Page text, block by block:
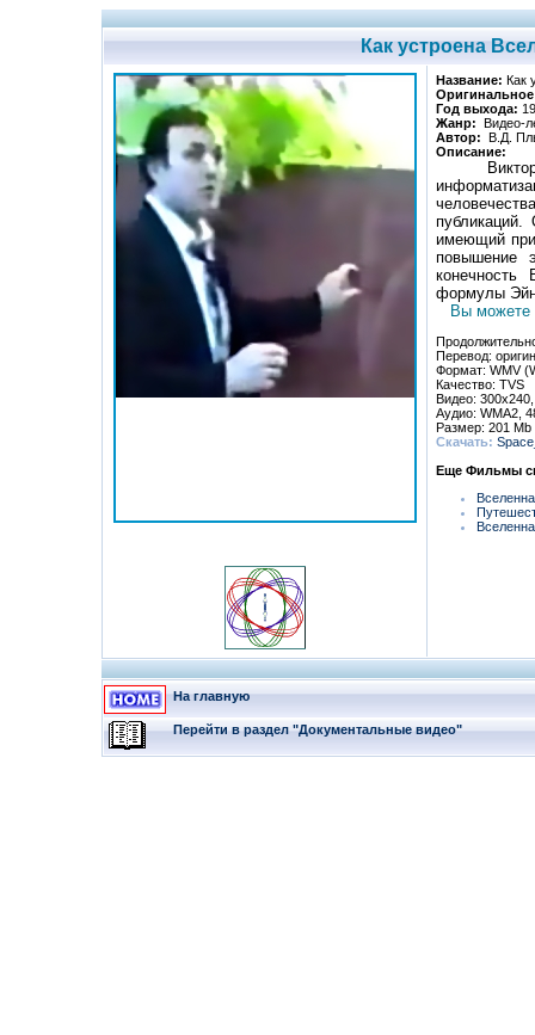
Как устроена
Названиe: Как
Гoд выхoда:
Жанp: Видео-
Автор: В.Д.
Описание:
публикаций.
имеющий
повышение
конечность
формулы
Вы можете
Перевод:
Фopмат: WMV
Качeствo: TVS
Видео:
Аудио: WMA2,
Размер: 201 Mb
Скачать:
Еще Фильмы
На главную
Перейти в раздел "Документальные видео"